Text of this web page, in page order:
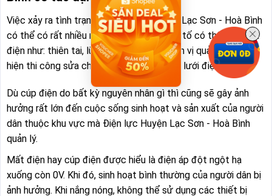
Việc xảy ra tình trạng mất điện tại Huyện Lạc Sơn - Hoà Bình
có thể có rất nhiều nguyên nhân. Các yếu tố có thể gây mất
điện như: thiên tai, lũ lụt, bão, hoặc do đơn vị quản lý thực
hiện thi công sửa chữa bảo trì đường dây lưới điện
Dù cúp điện do bất kỳ nguyên nhân gì thì cũng sẽ gây ảnh
hưởng rất lớn đến cuộc sống sinh hoạt và sản xuất của người
dân thuộc khu vực mà Điện lực Huyện Lạc Sơn - Hoà Bình
quản lý.
Mất điện hay cúp điện được hiểu là điện áp đột ngột hạ
xuống còn 0V. Khi đó, sinh hoạt bình thường của người dân bị
ảnh hưởng. Khi nắng nóng, không thể sử dụng các thiết bị